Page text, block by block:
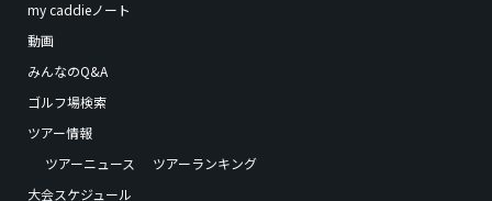
my caddieノート
動画
みんなのQ&A
ゴルフ場検索
ツアー情報
ツアーニュース
ツアーランキング
大会スケジュール